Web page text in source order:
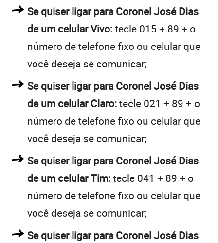
Se quiser ligar para Coronel José Dias
de um celular Vivo:tecle 015 + 89 + o
número de telefone fixo ou celular que
você deseja se comunicar;
Se quiser ligar para Coronel José Dias
de um celular Claro:tecle 021 + 89 + o
número de telefone fixo ou celular que
você deseja se comunicar;
Se quiser ligar para Coronel José Dias
de um celular Tim:tecle 041 + 89 + o
número de telefone fixo ou celular que
você deseja se comunicar;
Se quiser ligar para Coronel José Dias